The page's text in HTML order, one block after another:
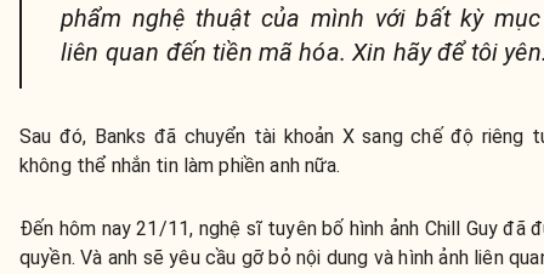
phẩm nghệ thuật của mình với bất kỳ
liên quan đến tiền mã hóa. Xin hãy để tôi
Sau đó, Banks đã chuyển tài khoản X sang chế độ riêng
không thể nhắn tin làm phiền anh nữa.
Đến hôm nay 21/11, nghệ sĩ tuyên bố hình ảnh Chill Guy đã
quyền. Và anh sẽ yêu cầu gỡ bỏ nội dung và hình ảnh liên